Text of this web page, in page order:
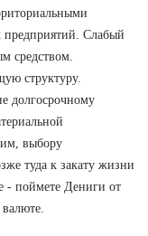
предприятий. Слабый
средством.
структуру.
долгосрочному
выбору
туда к закату жизни
- поймете Дениги от